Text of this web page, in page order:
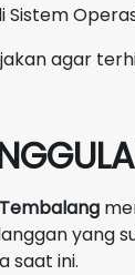
agar
yang
saat ini.